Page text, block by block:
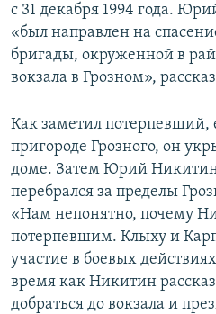
с 31 декабря 1994 года.
«был направлен на
бригады, окруженной в
вокзала в Грозном»,
Как заметил потерпевший,
пригороде Грозного, он
доме. Затем Юрий
перебрался за пределы
«Нам непонятно, почему
потерпевшим. Клыху и
участие в боевых
время как Никитин
добраться до вокзала и